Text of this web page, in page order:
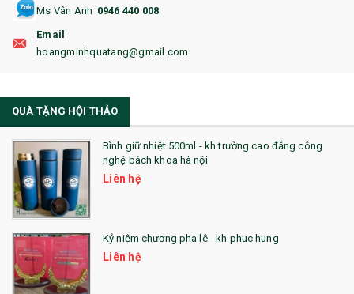
18. ẤM CHÉN QUÀ TẶNG
19. ĐỒNG HỒ TREO TƯỜNG
22. ĐỒNG HỒ ĐỂ BÀN
23. QÙA TẶNG ĐỘC ĐÁO
24. QÙA TẶNG PHA LÊ
25. QUÀ TẶNG GLASSLOCK
26. QUÀ TẶNG LUMINARC
28. BỘ ĐỒ ĂN CAO CẤP
Ms Vân Anh 0946 440 008
Email
hoangminhquatang@gmail.com
QUÀ TẶNG HỘI THẢO
Bình giữ nhiệt 500ml - kh trường cao đẳng công
nghệ bách khoa hà nội
Liên hệ
Kỷ niệm chương pha lê - kh phuc hung
Liên hệ